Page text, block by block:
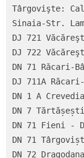
Târgovişte:
Sinaia-Str.
DJ 721
DJ 722
DN 71 Răcari-
DJ 711A
DN 1 A
DN 7 Tărtășești
DN 71 Fieni -
DN 71
DN 72